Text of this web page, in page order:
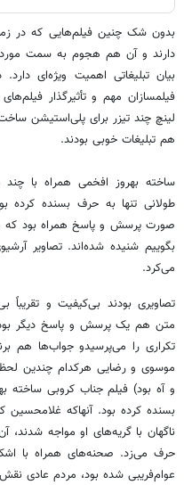
بدون شک چنین فیلم‌هایی که در
دارند و آن هم هجوم به سمت مورد
بیان تبلیغاتی اهمیت ویژه‌ای
فیلمسازان مهم و تأثیرگذار
لینچ چند تیزر برای پلی‌استیشن
هم تبلیغات خوبی بودند.
ساخته بهروز افخمی همراه با
طولانی تنها به حرف بسنده کرده
صورت پرسش و پاسخ همراه بود که
بگوییم شنیده شده‌اند. تصاویر
می‌کرد.
تصاویری بودند بی‌کیفیت و تقریباً
متن هم یک پرسش و پاسخ دیگر
تکراری را می‌پرسیدو جواب‌ها هم
موسوی و رضایی هرکدام چندین
و آه بود) فیلم جناب کروبی ساخته
بسنده کرده بود. آنهاکه
حرف می‌زد. صحنه‌های همراه با
عوام‌فریبی شده بود، مردم عادی